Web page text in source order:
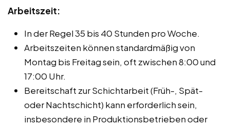
Arbeitszeit:
In der Regel 35 bis 40 Stunden pro Woche.
Arbeitszeiten können standardmäßig von
Montag bis Freitag sein, oft zwischen 8:00 und
17:00 Uhr.
Bereitschaft zur Schichtarbeit (Früh-, Spät-
oder Nachtschicht) kann erforderlich sein,
insbesondere in Produktionsbetrieben oder